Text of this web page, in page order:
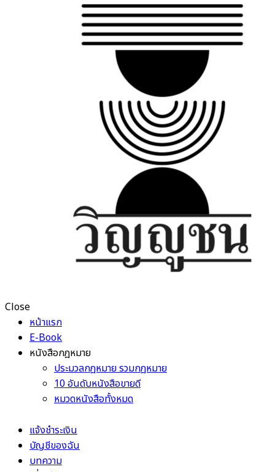
Close
หน้าแรก
E-Book
หนังสือกฎหมาย
ประมวลกฎหมาย รวมกฎหมาย
10 อันดับหนังสือขายดี
หมวดหนังสือทั้งหมด
แจ้งชำระเงิน
บัญชีของฉัน
บทความ